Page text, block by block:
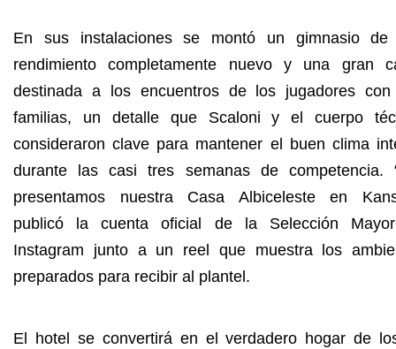
En sus instalaciones se montó un gimnasio de
rendimiento completamente nuevo y una gran
destinada a los encuentros de los jugadores
familias, un detalle que Scaloni y el cuerpo
consideraron clave para mantener el buen clima
durante las casi tres semanas de competencia.
presentamos nuestra Casa Albiceleste en
publicó la cuenta oficial de la Selección
Instagram junto a un reel que muestra los
preparados para recibir al plantel.
El hotel se convertirá en el verdadero hogar de